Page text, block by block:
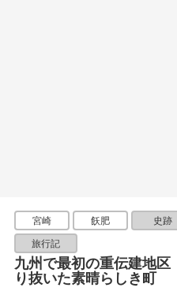
宮崎 飫肥 史跡
旅行記
九州で最初の重伝建地
り抜いた素晴らしき町